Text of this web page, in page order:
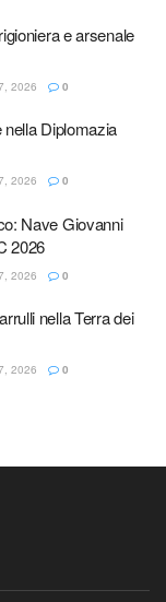
e arsenale
2026 0
nella Diplomazia
2026 0
Nave Giovanni
2026
2026 0
nella Terra dei
2026 0